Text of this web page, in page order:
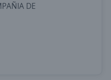
DE